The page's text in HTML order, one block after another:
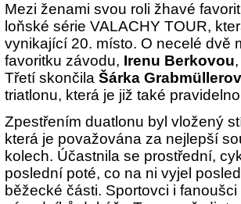
Mezi ženami svou roli žhavé
loňské série VALACHY TOUR,
vynikající 20. místo. O necelé dvě
favoritku závodu, Irenu Berkovou
Třetí skončila Šárka
triatlonu, která je již také
Zpestřením duatlonu byl vložený
která je považována za nejlepší
kolech. Účastnila se prostřední,
poslední poté, co na ni vyjel
běžecké části. Sportovci i